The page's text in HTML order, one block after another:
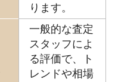
ります。
一般的な査定
スタッフによ
る評価で、ト
レンドや相場